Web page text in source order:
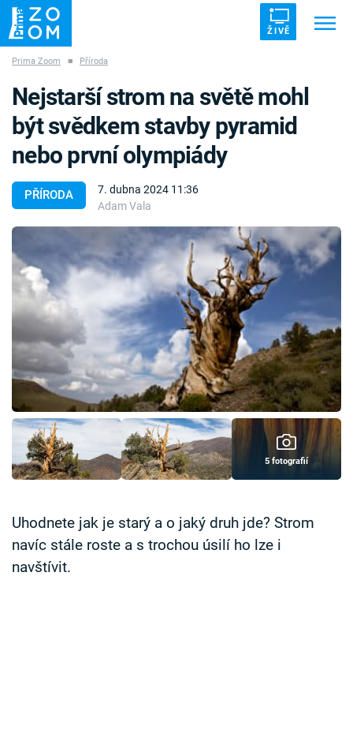
ŽIVĚ
ZÁHADY VETŘELCI DÁVNOVĚKU
Témata
Pořady
TV Program
Časopis
Sledujte prima+
Přihlášení
Sledujte nás
Prima Zoom ■ Příroda
PŘÍRODA
7. dubna 2024 11:36
Adam Vala
Nejstarší strom na světě mohl
být svědkem stavby pyramid
nebo první olympiády
5 fotografií
Uhodnete jak je starý a o jaký druh jde? Strom
navíc stále roste a s trochou úsilí ho lze i
navštívit.